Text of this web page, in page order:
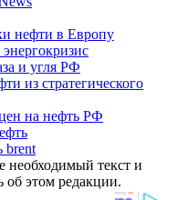
нефти в Европу
и угля РФ
из стратегического
на нефть РФ
brent
необходимый текст и
этом редакции.